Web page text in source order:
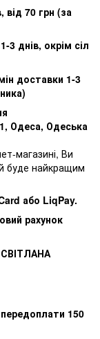
70 грн (за
3 днів, окрім сіл
доставки 1-3
Одеса, Одеська
магазині, Ви
буде найкращим
або LiqPay.
рахунок
передоплати 150